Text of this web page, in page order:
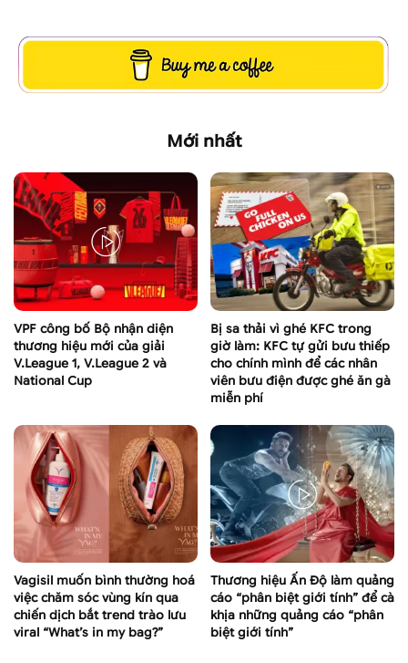
Mới nhất
VPF công bố Bộ nhận diện
thương hiệu mới của giải
V.League 1, V.League 2 và
National Cup
Bị sa thải vì ghé KFC trong
giờ làm: KFC tự gửi bưu thiếp
cho chính mình để các nhân
viên bưu điện được ghé ăn gà
miễn phí
Vagisil muốn bình thường hoá
việc chăm sóc vùng kín qua
chiến dịch bắt trend trào lưu
viral “What’s in my bag?”
Thương hiệu Ấn Độ làm quảng
cáo “phân biệt giới tính” để cà
khịa những quảng cáo “phân
biệt giới tính”